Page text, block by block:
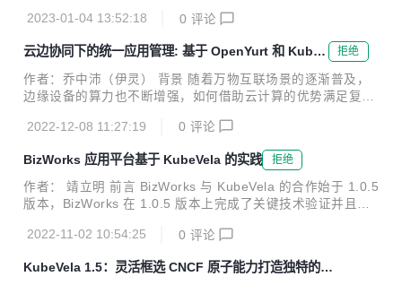
布 Koordinator v1.1 正式发...
程中也遇到了许多挑战。如何在蓬勃发展的云原生时代中解决
这些挑战，并进行可靠快速的云架构升级？SAE 团队和 Kube
Vela 社区针对这些挑战开展了紧密合作，并给出了云原生下的
开源可复制解决方案——KubeVela Workflow。 本文将详细介
绍 SAE 使用 KubeVela Workflow 进行架构升级的解决方案，
挑...
2023-01-04 13:52:18 0 评论
云边协同下的统一应用管理: 基于 OpenYurt 和 KubeV
ela 的解决方案
拒绝
作者：乔中沛（伊灵） 背景 随着万物互联场景的逐渐普及，
边缘设备的算力也不断增强，如何借助云计算的优势满足复杂
新的技术挑战，“云边协同”正在逐渐成为新的技术焦点。本文
将围绕 CNCF 的两大开源项目 KubeVela 和 OpenYurt，以一
个实际的 Helm 应用交付的场景，为大家介绍云边协同的解决
方案。 OpenYurt 专注于以无侵入的方式将 Kubernetes 扩展
到边缘计算领域。OpenYurt 依托原生 Kubernetes 的容器编
一管理，提供了诸如边缘自治...
2022-12-08 11:27:19 0 评论
BizWorks 应用平台基于 KubeVela 的实践 拒绝
作者： 靖立明 前言 BizWorks 与 KubeVela 的合作始于 1.0.5
版本，BizWorks 在 1.0.5 版本上完成了关键技术验证并且在
力。通过近一年多的深度合作，BizWorks 通过 KubeVela 解
了一些实践，本文将分别通过介绍 BizWorks 在 KubeVela 使
2022-11-02 10:54:25 0 评论
KubeVela 1.5：灵活框选 CNCF 原子能力打造独特的企